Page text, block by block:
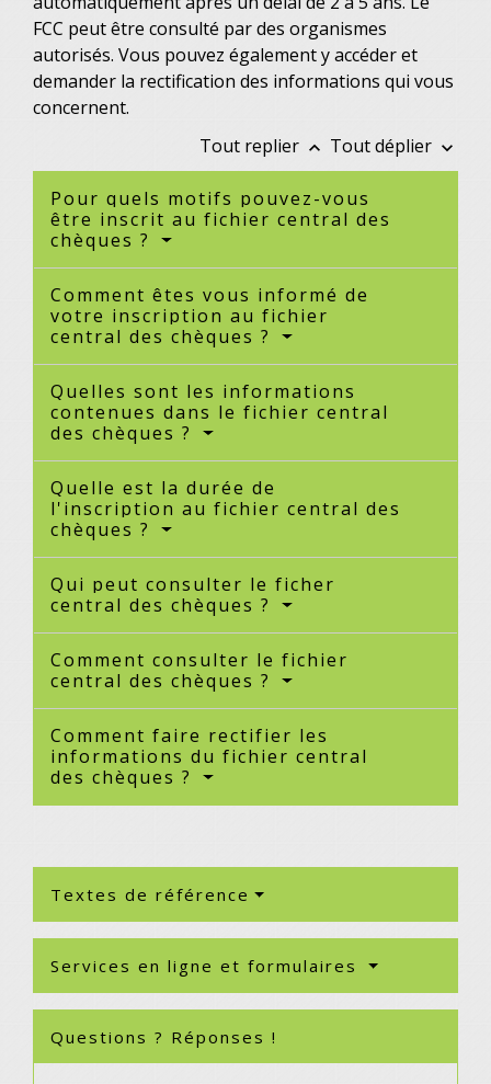
FCC peut être consulté par des organismes
autorisés. Vous pouvez également y accéder et
demander la rectification des informations qui vous
concernent.
Tout replier keyboard_arrow_up Tout déplier keyboard_arrow_down
Pour quels motifs pouvez-vous
être inscrit au fichier central des
chèques ?
Comment êtes vous informé de
votre inscription au fichier
central des chèques ?
Quelles sont les informations
contenues dans le fichier central
des chèques ?
Quelle est la durée de
l'inscription au fichier central des
chèques ?
Qui peut consulter le ficher
central des chèques ?
Comment consulter le fichier
central des chèques ?
Comment faire rectifier les
informations du fichier central
des chèques ?
Textes de référence
Services en ligne et formulaires
Questions ? Réponses !